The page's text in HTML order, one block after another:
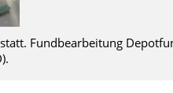
Fundbearbeitung